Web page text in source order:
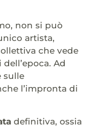
non si può
artista,
che vede
Ad
sulle
l’impronta di
definitiva, ossia